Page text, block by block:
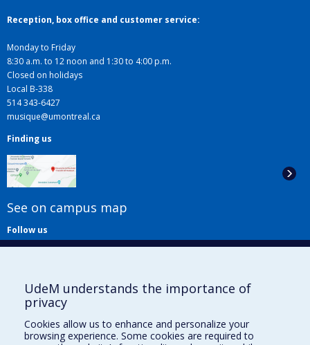
Reception, box office and customer service:
Monday to Friday
8:30 a.m. to 12 noon and 1:30 to 4:00 p.m.
Closed on holidays
Local B-338
514 343-6427
musique@umontreal.ca
Finding us
See on campus map
Follow us
Useful links
UdeM understands the importance of
privacy
Cookies allow us to enhance and personalize your
browsing experience. Some cookies are required to